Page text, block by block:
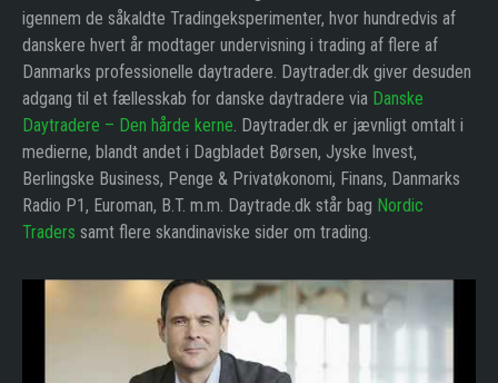
igennem de såkaldte Tradingeksperimenter, hvor hundredvis af
danskere hvert år modtager undervisning i trading af flere af
Danmarks professionelle daytradere. Daytrader.dk giver desuden
adgang til et fællesskab for danske daytradere via Danske
Daytradere – Den hårde kerne. Daytrader.dk er jævnligt omtalt i
medierne, blandt andet i Dagbladet Børsen, Jyske Invest,
Berlingske Business, Penge & Privatøkonomi, Finans, Danmarks
Radio P1, Euroman, B.T. m.m. Daytrade.dk står bag Nordic
Traders samt flere skandinaviske sider om trading.